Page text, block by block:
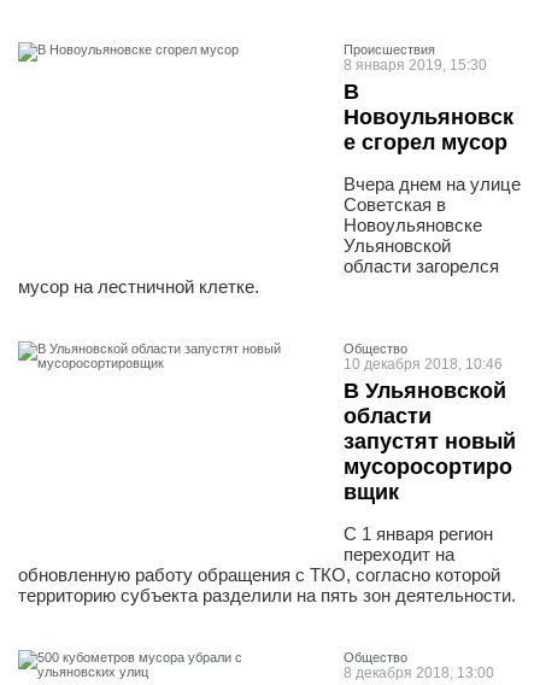
Проиcшествия
8 января 2019, 15:30
В
Новоульяновск
е сгорел мусор
Вчера днем на улице
Советская в
Новоульяновске
Ульяновской
области загорелся
мусор на лестничной клетке.
Общество
10 декабря 2018, 10:46
В Ульяновской
области
запустят новый
мусоросортиро
вщик
С 1 января регион
переходит на
обновленную работу обращения с ТКО, согласно которой
территорию субъекта разделили на пять зон деятельности.
Общество
8 декабря 2018, 13:00